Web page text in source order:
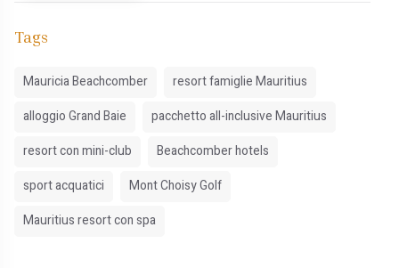
Tags
Mauricia Beachcomber
resort famiglie Mauritius
alloggio Grand Baie
pacchetto all-inclusive Mauritius
resort con mini-club
Beachcomber hotels
sport acquatici
Mont Choisy Golf
Mauritius resort con spa